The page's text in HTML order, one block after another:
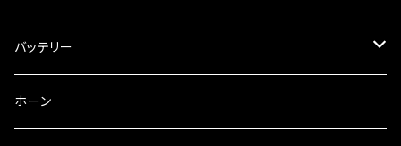
フォークオイル
その他
ミラーアダプター
ミラーその他
スピードメーター
タコメーター
バッテリー
バッテリー充電器
ホーン